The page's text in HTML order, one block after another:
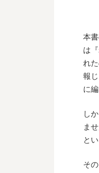
本
は
れ
報
に
し
ま
と
そ